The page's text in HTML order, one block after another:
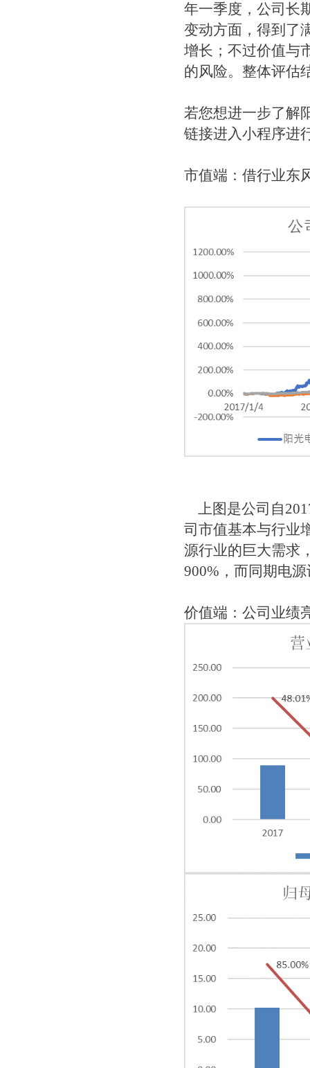
年一季度，公司长
变动方面，得到了
增长；不过价值与
的风险。整体评估
若您想进一步了解
链接进入小程序进
市值端：借行业东
上图是公司自
司市值基本与行业
源行业的巨大需求
900%，而同期电
价值端：公司业绩